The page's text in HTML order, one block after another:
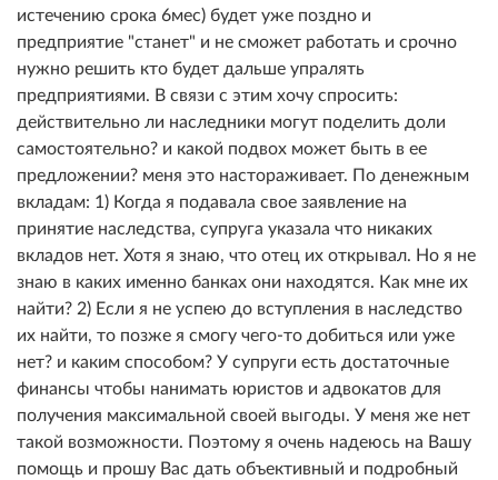
истечению срока 6мес) будет уже поздно и
предприятие "станет" и не сможет работать и срочно
нужно решить кто будет дальше упралять
предприятиями. В связи с этим хочу спросить:
действительно ли наследники могут поделить доли
самостоятельно? и какой подвох может быть в ее
предложении? меня это настораживает. По денежным
вкладам: 1) Когда я подавала свое заявление на
принятие наследства, супруга указала что никаких
вкладов нет. Хотя я знаю, что отец их открывал. Но я не
знаю в каких именно банках они находятся. Как мне их
найти? 2) Если я не успею до вступления в наследство
их найти, то позже я смогу чего-то добиться или уже
нет? и каким способом? У супруги есть достаточные
финансы чтобы нанимать юристов и адвокатов для
получения максимальной своей выгоды. У меня же нет
такой возможности. Поэтому я очень надеюсь на Вашу
помощь и прошу Вас дать объективный и подробный